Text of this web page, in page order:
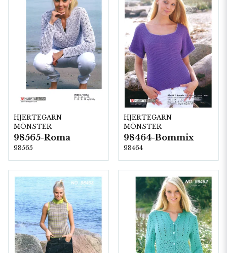
HJERTEGARN
MÖNSTER
98565-Roma
98565
HJERTEGARN
MÖNSTER
98464-Bommix
98464